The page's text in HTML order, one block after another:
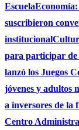
Escuela
suscribieron
institucional
para participar de
lanzó los Juegos
jóvenes y adultos
a inversores de la
Centro